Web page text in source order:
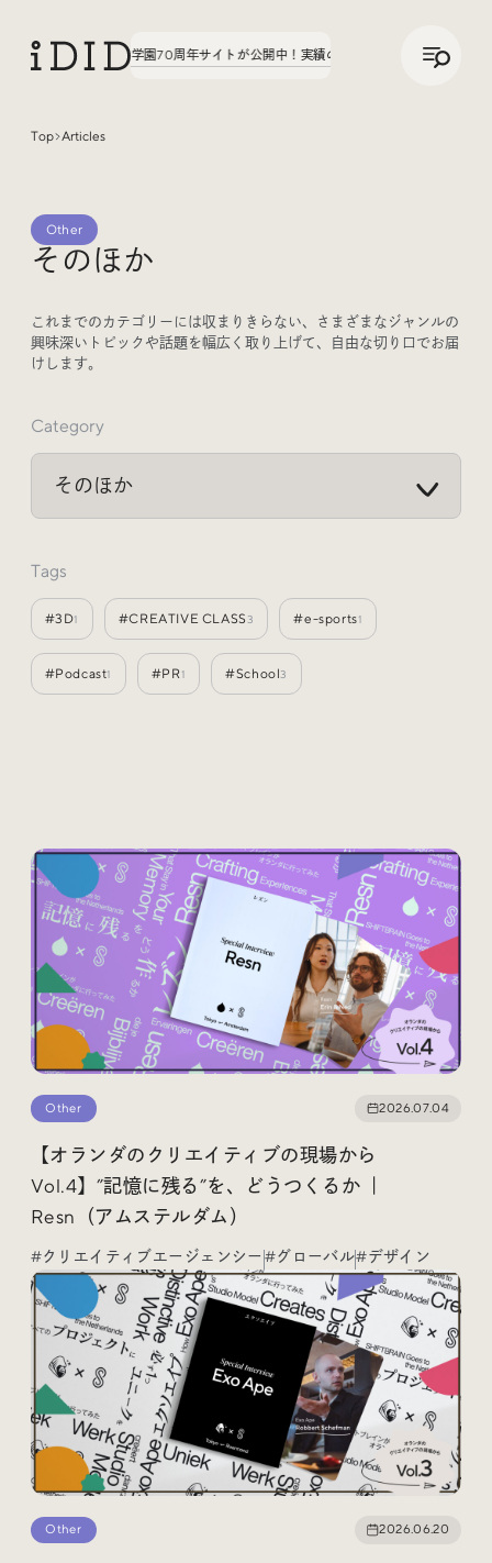
第3弾、八文字学園70周年サイトが公開中！実績の話、聞いてみた。第3弾、八文
JP
Sites Of Interest 今月の気になるサイト
Events
Other
Today’s Bookmark
今日のブクマ
iDIDメディア編集部メンバーが見つけた気になるあれこ
れを、ほぼ毎日1つずつ紹介しています。
Radio
「iDID RADIO」を隔週で公開中！
クリエイティブ業界のニュースやイベント情報、 今週話
題になったサイトなどを30分でお届けします。
AboutNewsContact
Trend Tags
Top Articles
そのほか
Other
これまでのカテゴリーには収まりきらない、さまざまなジャンルの
興味深いトピックや話題を幅広く取り上げて、自由な切り口でお届
けします。
Category
Tags
#3D1 #CREATIVE CLASS 3 #e-sports1
#Podcast1 #PR1 #School3
Other 2026.07.04
【オランダのクリエイティブの現場から
Vol.4】”記憶に残る”を、どうつくるか ｜
Resn（アムステルダム）
#クリエイティブエージェンシー #グローバル#デザイン
Other 2026.06.20